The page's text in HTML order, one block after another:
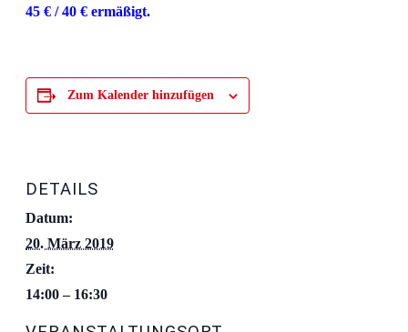
45 € / 40 € ermäßigt.
Zum Kalender hinzufügen
DETAILS
Datum:
20. März 2019
Zeit:
14:00 – 16:30